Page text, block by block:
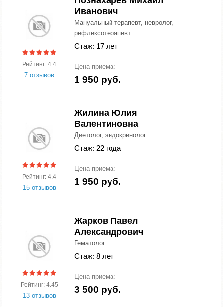
Рейтинг: 4.4
7 отзывов
Иванович
Мануальный терапевт, невролог,
рефлексотерапевт
Стаж: 17 лет
Цена приема:
1 950 руб.
Рейтинг: 4.4
15 отзывов
Жилина Юлия
Валентиновна
Диетолог, эндокринолог
Стаж: 22 года
Цена приема:
1 950 руб.
Рейтинг: 4.45
13 отзывов
Жарков Павел
Александрович
Гематолог
Стаж: 8 лет
Цена приема:
3 500 руб.